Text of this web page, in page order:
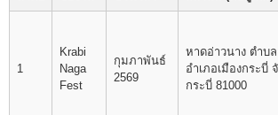
1
Krabi
Naga
Fest
กุมภาพันธ์
2569
หาดอ่าวนาง ตำบ
อำเภอเมืองกระบี่
กระบี่ 81000